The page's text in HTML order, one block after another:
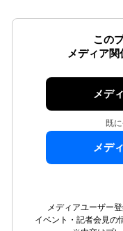
この
メディア
メデ
既
メデ
メディアユーザー
イベント・記者会見の